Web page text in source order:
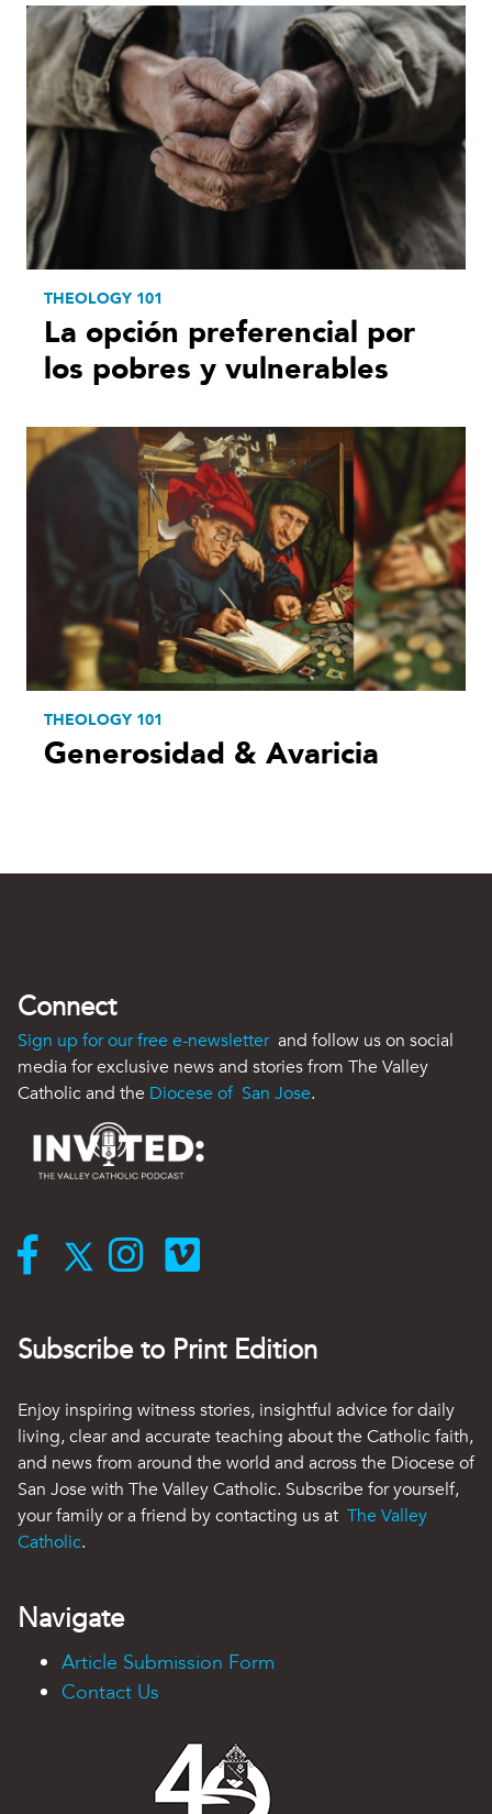
THEOLOGY 101
La opción preferencial por
los pobres y vulnerables
THEOLOGY 101
Generosidad & Avaricia
Connect
Sign up for our free e-newsletter and follow us on social
media for exclusive news and stories from The Valley
Catholic and the Diocese of San Jose.
Subscribe to Print Edition
Enjoy inspiring witness stories, insightful advice for daily
living, clear and accurate teaching about the Catholic faith,
and news from around the world and across the Diocese of
San Jose with The Valley Catholic. Subscribe for yourself,
your family or a friend by contacting us at The Valley
Catholic.
Navigate
Article Submission Form
Contact Us